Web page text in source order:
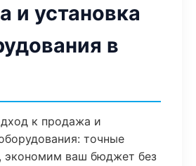
и установка
в
к продажа и
точные
экономим ваш бюджет без